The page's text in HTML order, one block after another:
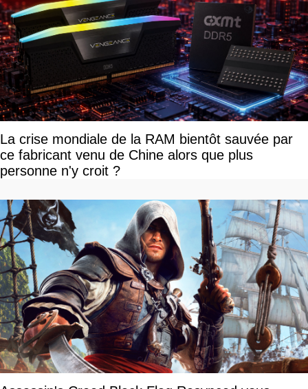
La crise mondiale de la RAM bientôt sauvée par
ce fabricant venu de Chine alors que plus
personne n'y croit ?